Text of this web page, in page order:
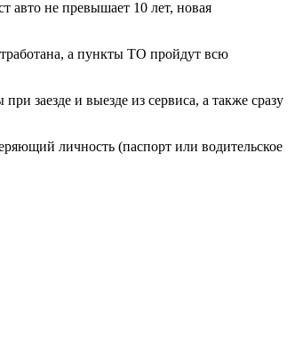
авто не превышает 10 лет, новая
а пункты ТО пройдут всю
заезде и выезде из сервиса, а также сразу
личность (паспорт или водительское